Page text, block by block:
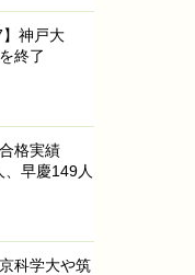
】神戸大
終了
格実績
早慶149人
科学大や筑